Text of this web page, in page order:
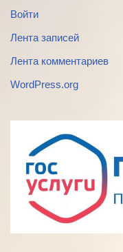
Войти
Лента записей
Лента комментариев
WordPress.org